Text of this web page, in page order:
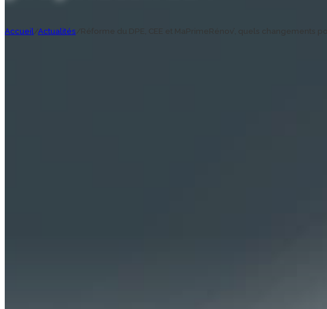
Accueil Actualités Réforme du DPE, CEE et MaPrimeRénov’, quels changements